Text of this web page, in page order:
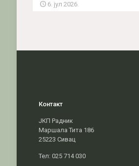
6. јул 2026.
Контакт
ЈКП Радник
Маршала Тита 186
25223 Сивац
Тел: 025 714 030